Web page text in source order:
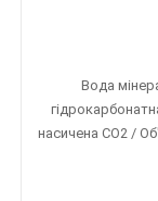
Вода
насичена СО2 /